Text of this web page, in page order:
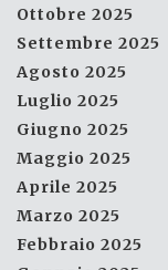
Ottobre 2025
Settembre 2025
Agosto 2025
Luglio 2025
Giugno 2025
Maggio 2025
Aprile 2025
Marzo 2025
Febbraio 2025